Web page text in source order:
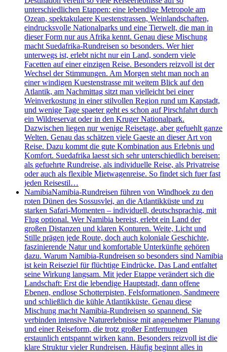
unterschiedlichen Etappen: eine lebendige Metropole am
Ozean, spektakulaere Kuestenstrassen, Weinlandschaften,
eindrucksvolle Nationalparks und eine Tierwelt, die man in
dieser Form nur aus Afrika kennt. Genau diese Mischung
macht Suedafrika-Rundreisen so besonders. Wer hier
unterwegs ist, erlebt nicht nur ein Land, sondern viele
Facetten auf einer einzigen Reise. Besonders reizvoll ist der
Wechsel der Stimmungen. Am Morgen steht man noch an
einer windigen Kuestenstrasse mit weitem Blick auf den
Atlantik, am Nachmittag sitzt man vielleicht bei einer
Weinverkostung in einer stilvollen Region rund um Kapstadt,
und wenige Tage spaeter geht es schon auf Pirschfahrt durch
ein Wildreservat oder in den Kruger Nationalpark.
Dazwischen liegen nur wenige Reisetage, aber gefuehlt ganze
Welten. Genau das schätzen viele Gaeste an dieser Art von
Reise. Dazu kommt die gute Kombination aus Erlebnis und
Komfort. Suedafrika laesst sich sehr unterschiedlich bereisen:
als gefuehrte Rundreise, als individuelle Reise, als Privatreise
oder auch als flexible Mietwagenreise. So findet sich fuer fast
jeden Reisestil…
NamibiaNamibia-Rundreisen führen von Windhoek zu den
roten Dünen des Sossusvlei, an die Atlantikküste und zu
starken Safari-Momenten – individuell, deutschsprachig, mit
Flug optional. Wer Namibia bereist, erlebt ein Land der
großen Distanzen und klaren Konturen. Weite, Licht und
Stille prägen jede Route, doch auch koloniale Geschichte,
faszinierende Natur und komfortable Unterkünfte gehören
dazu. Warum Namibia-Rundreisen so besonders sind Namibia
ist kein Reiseziel für flüchtige Eindrücke. Das Land entfaltet
seine Wirkung langsam. Mit jeder Etappe verändert sich die
Landschaft: Erst die lebendige Hauptstadt, dann offene
Ebenen, endlose Schotterpisten, Felsformationen, Sandmeere
und schließlich die kühle Atlantikküste. Genau diese
Mischung macht Namibia-Rundreisen so spannend. Sie
verbinden intensive Naturerlebnisse mit angenehmer Planung
und einer Reiseform, die trotz großer Entfernungen
erstaunlich entspannt wirken kann. Besonders reizvoll ist die
klare Struktur vieler Rundreisen. Häufig beginnt alles in